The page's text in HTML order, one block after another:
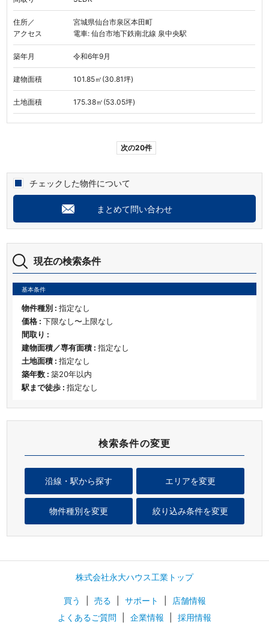
検索条件の変更
エリアを変更
沿線・駅から探す
物件種別を変更 絞り込み条件を変更
現在の検索条件
基本条件
物件種別 : 指定なし
価格 : 下限なし〜上限なし
間取り :
建物面積／専有面積 : 指定なし
土地面積 : 指定なし
築年数 : 築20年以内
駅まで徒歩 : 指定なし
住所／
アクセス
宮城県仙台市泉区本田町
電車: 仙台市地下鉄南北線 泉中央駅
築年月 令和6年9月
建物面積 101.85㎡(30.81坪)
土地面積 175.38㎡(53.05坪)
次の20件
チェックした物件について
まとめて問い合わせ
株式会社永大ハウス工業トップ
買う 売る サポート
店舗情報
よくあるご質問
企業情報 採用情報